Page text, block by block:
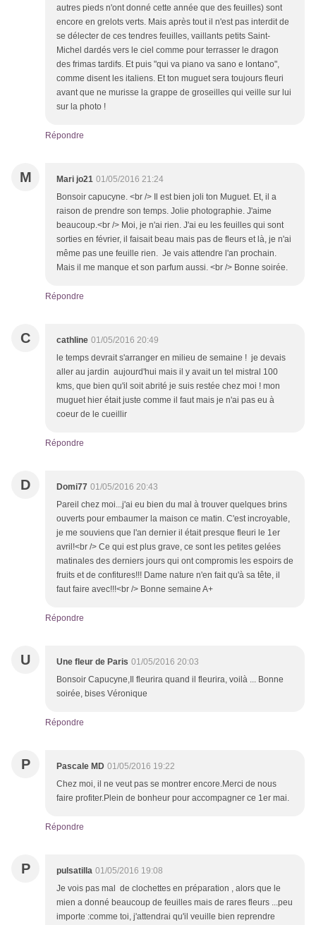
autres pieds n'ont donné cette année que des feuilles) sont
encore en grelots verts. Mais après tout il n'est pas interdit de
se délecter de ces tendres feuilles, vaillants petits Saint-
Michel dardés vers le ciel comme pour terrasser le dragon
des frimas tardifs. Et puis "qui va piano va sano e lontano",
comme disent les italiens. Et ton muguet sera toujours fleuri
avant que ne murisse la grappe de groseilles qui veille sur lui
sur la photo !
Répondre
M Mari jo21 01/05/2016 21:24
Bonsoir capucyne. <br /> Il est bien joli ton Muguet. Et, il a
raison de prendre son temps. Jolie photographie. J'aime
beaucoup.<br /> Moi, je n'ai rien. J'ai eu les feuilles qui sont
sorties en février, il faisait beau mais pas de fleurs et là, je n'ai
même pas une feuille rien. Je vais attendre l'an prochain.
Mais il me manque et son parfum aussi. <br /> Bonne soirée.
Répondre
C cathline 01/05/2016 20:49
le temps devrait s'arranger en milieu de semaine ! je devais
aller au jardin aujourd'hui mais il y avait un tel mistral 100
kms, que bien qu'il soit abrité je suis restée chez moi ! mon
muguet hier était juste comme il faut mais je n'ai pas eu à
coeur de le cueillir
Répondre
D Domi77 01/05/2016 20:43
Pareil chez moi...j'ai eu bien du mal à trouver quelques brins
ouverts pour embaumer la maison ce matin. C'est incroyable,
je me souviens que l'an dernier il était presque fleuri le 1er
avril!<br /> Ce qui est plus grave, ce sont les petites gelées
matinales des derniers jours qui ont compromis les espoirs de
fruits et de confitures!!! Dame nature n'en fait qu'à sa tête, il
faut faire avec!!!<br /> Bonne semaine A+
Répondre
U Une fleur de Paris 01/05/2016 20:03
Bonsoir Capucyne,Il fleurira quand il fleurira, voilà ... Bonne
soirée, bises Véronique
Répondre
P Pascale MD 01/05/2016 19:22
Chez moi, il ne veut pas se montrer encore.Merci de nous
faire profiter.Plein de bonheur pour accompagner ce 1er mai.
Répondre
P pulsatilla 01/05/2016 19:08
Je vois pas mal de clochettes en préparation , alors que le
mien a donné beaucoup de feuilles mais de rares fleurs ...peu
importe :comme toi, j'attendrai qu'il veuille bien reprendre